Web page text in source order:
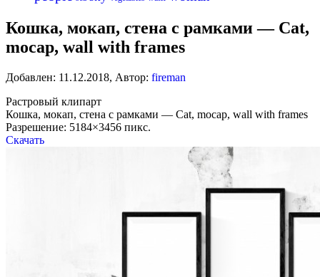
Кошка, мокап, стена с рамками — Cat,
mocap, wall with frames
Добавлен: 11.12.2018, Автор: fireman
Растровый клипарт
Кошка, мокап, стена с рамками — Cat, mocap, wall with frames
Разрешение: 5184×3456 пикс.
Скачать